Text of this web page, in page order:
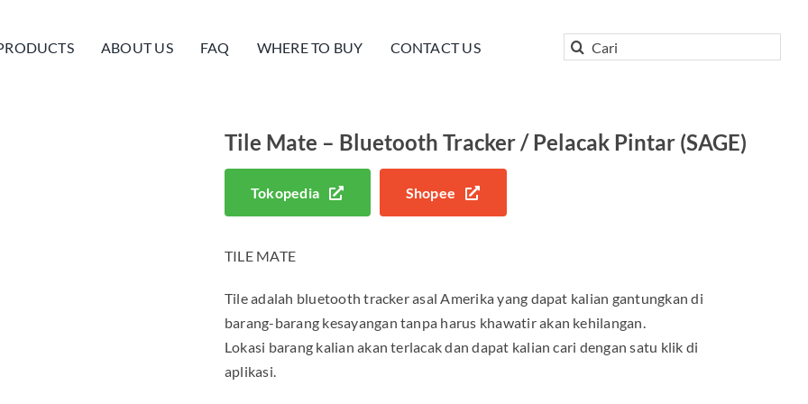
ABOUT US FAQ WHERE TO BUY CONTACT US
Search
Tile Mate – Bluetooth Tracker / Pelacak Pintar (SAGE)
Tokopedia Shopee
TILE MATE
Tile adalah bluetooth tracker asal Amerika yang dapat kalian gantungkan di
barang-barang kesayangan tanpa harus khawatir akan kehilangan.
Lokasi barang kalian akan terlacak dan dapat kalian cari dengan satu klik di
aplikasi.